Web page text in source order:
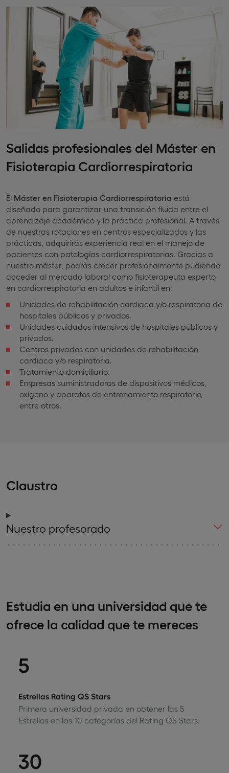
Salidas profesionales del Máster en
Fisioterapia Cardiorrespiratoria
El Máster en Fisioterapia Cardiorrespiratoria está
diseñado para garantizar una transición fluida entre el
aprendizaje académico y la práctica profesional. A través
de nuestras rotaciones en centros especializados y las
prácticas, adquirirás experiencia real en el manejo de
pacientes con patologías cardiorrespiratorias. Gracias a
nuestro máster, podrás crecer profesionalmente pudiendo
acceder al mercado laboral como fisioterapeuta experto
en cardiorrespiratoria en adultos e infantil en:
Unidades de rehabilitación cardiaca y/o respiratoria de
hospitales públicos y privados.
Unidades cuidados intensivos de hospitales públicos y
privados.
Centros privados con unidades de rehabilitación
cardiaca y/o respiratoria.
Tratamiento domiciliario.
Empresas suministradoras de dispositivos médicos,
oxígeno y aparatos de entrenamiento respiratorio,
entre otros.
Claustro
Nuestro profesorado
Estudia en una universidad que te
ofrece la calidad que te mereces
5
Estrellas Rating QS Stars
Primera universidad privada en obtener las 5
Estrellas en las 10 categorías del Rating QS Stars.
30